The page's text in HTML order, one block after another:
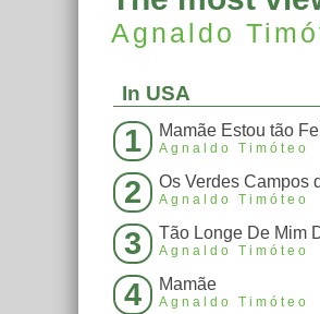
Agnaldo
In USA
1 Mamãe Estou tão
Agnaldo Timóteo
2 Os Verdes Campos
Agnaldo Timóteo
3 Tão Longe De Mim
Agnaldo Timóteo
4 Mamãe
Agnaldo Timóteo